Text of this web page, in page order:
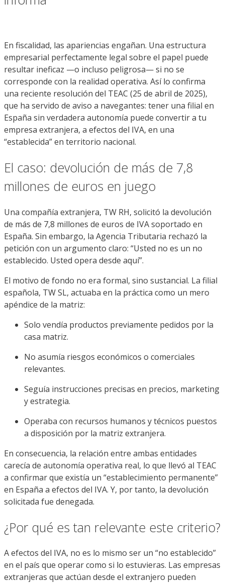
En fiscalidad, las apariencias engañan. Una estructura
empresarial perfectamente legal sobre el papel puede
resultar ineficaz —o incluso peligrosa— si no se
corresponde con la realidad operativa. Así lo confirma
una reciente resolución del TEAC (25 de abril de 2025),
que ha servido de aviso a navegantes: tener una filial en
España sin verdadera autonomía puede convertir a tu
empresa extranjera, a efectos del IVA, en una
“establecida” en territorio nacional.
El caso: devolución de más de 7,8
millones de euros en juego
Una compañía extranjera, TW RH, solicitó la devolución
de más de 7,8 millones de euros de IVA soportado en
España. Sin embargo, la Agencia Tributaria rechazó la
petición con un argumento claro: “Usted no es un no
establecido. Usted opera desde aquí”.
El motivo de fondo no era formal, sino sustancial. La filial
española, TW SL, actuaba en la práctica como un mero
apéndice de la matriz:
Solo vendía productos previamente pedidos por la
casa matriz.
No asumía riesgos económicos o comerciales
relevantes.
Seguía instrucciones precisas en precios, marketing
y estrategia.
Operaba con recursos humanos y técnicos puestos
a disposición por la matriz extranjera.
En consecuencia, la relación entre ambas entidades
carecía de autonomía operativa real, lo que llevó al TEAC
a confirmar que existía un “establecimiento permanente”
en España a efectos del IVA. Y, por tanto, la devolución
solicitada fue denegada.
¿Por qué es tan relevante este criterio?
A efectos del IVA, no es lo mismo ser un “no establecido”
en el país que operar como si lo estuvieras. Las empresas
extranjeras que actúan desde el extranjero pueden